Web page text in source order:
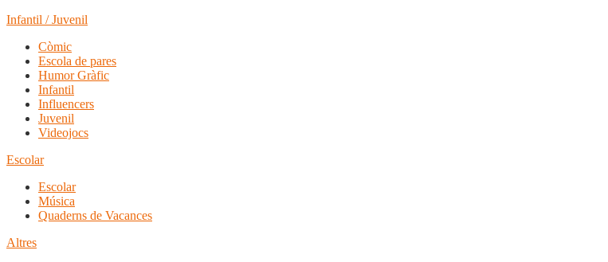
Infantil / Juvenil
Còmic
Escola de pares
Humor Gràfic
Infantil
Influencers
Juvenil
Videojocs
Escolar
Escolar
Música
Quaderns de Vacances
Altres